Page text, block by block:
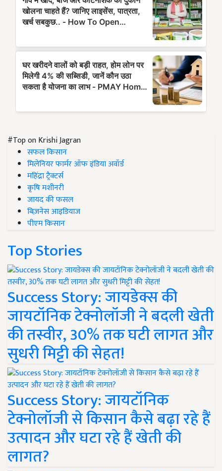
#Top on Krishi Jagran
सफल किसान
मिलेनियर फार्मर ऑफ इंडिया अवॉर्ड
महिंद्रा ट्रैक्टर्स
कृषि मशीनरी
जायद की फसल
बिज़नेस आइडियाज
पीएम किसान
Top Stories
Success Story: जायडेक्स की
जायटॉनिक टेक्नोलॉजी ने बदली खेती
की तस्वीर, 30% तक घटी लागत और
सुधरी मिट्टी की सेहत!
Success Story: जायटॉनिक
टेक्नोलॉजी से किसान कैसे बढ़ा रहे हैं
उत्पादन और घटा रहे हैं खेती की
लागत?